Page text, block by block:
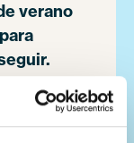
verano
en el
a un